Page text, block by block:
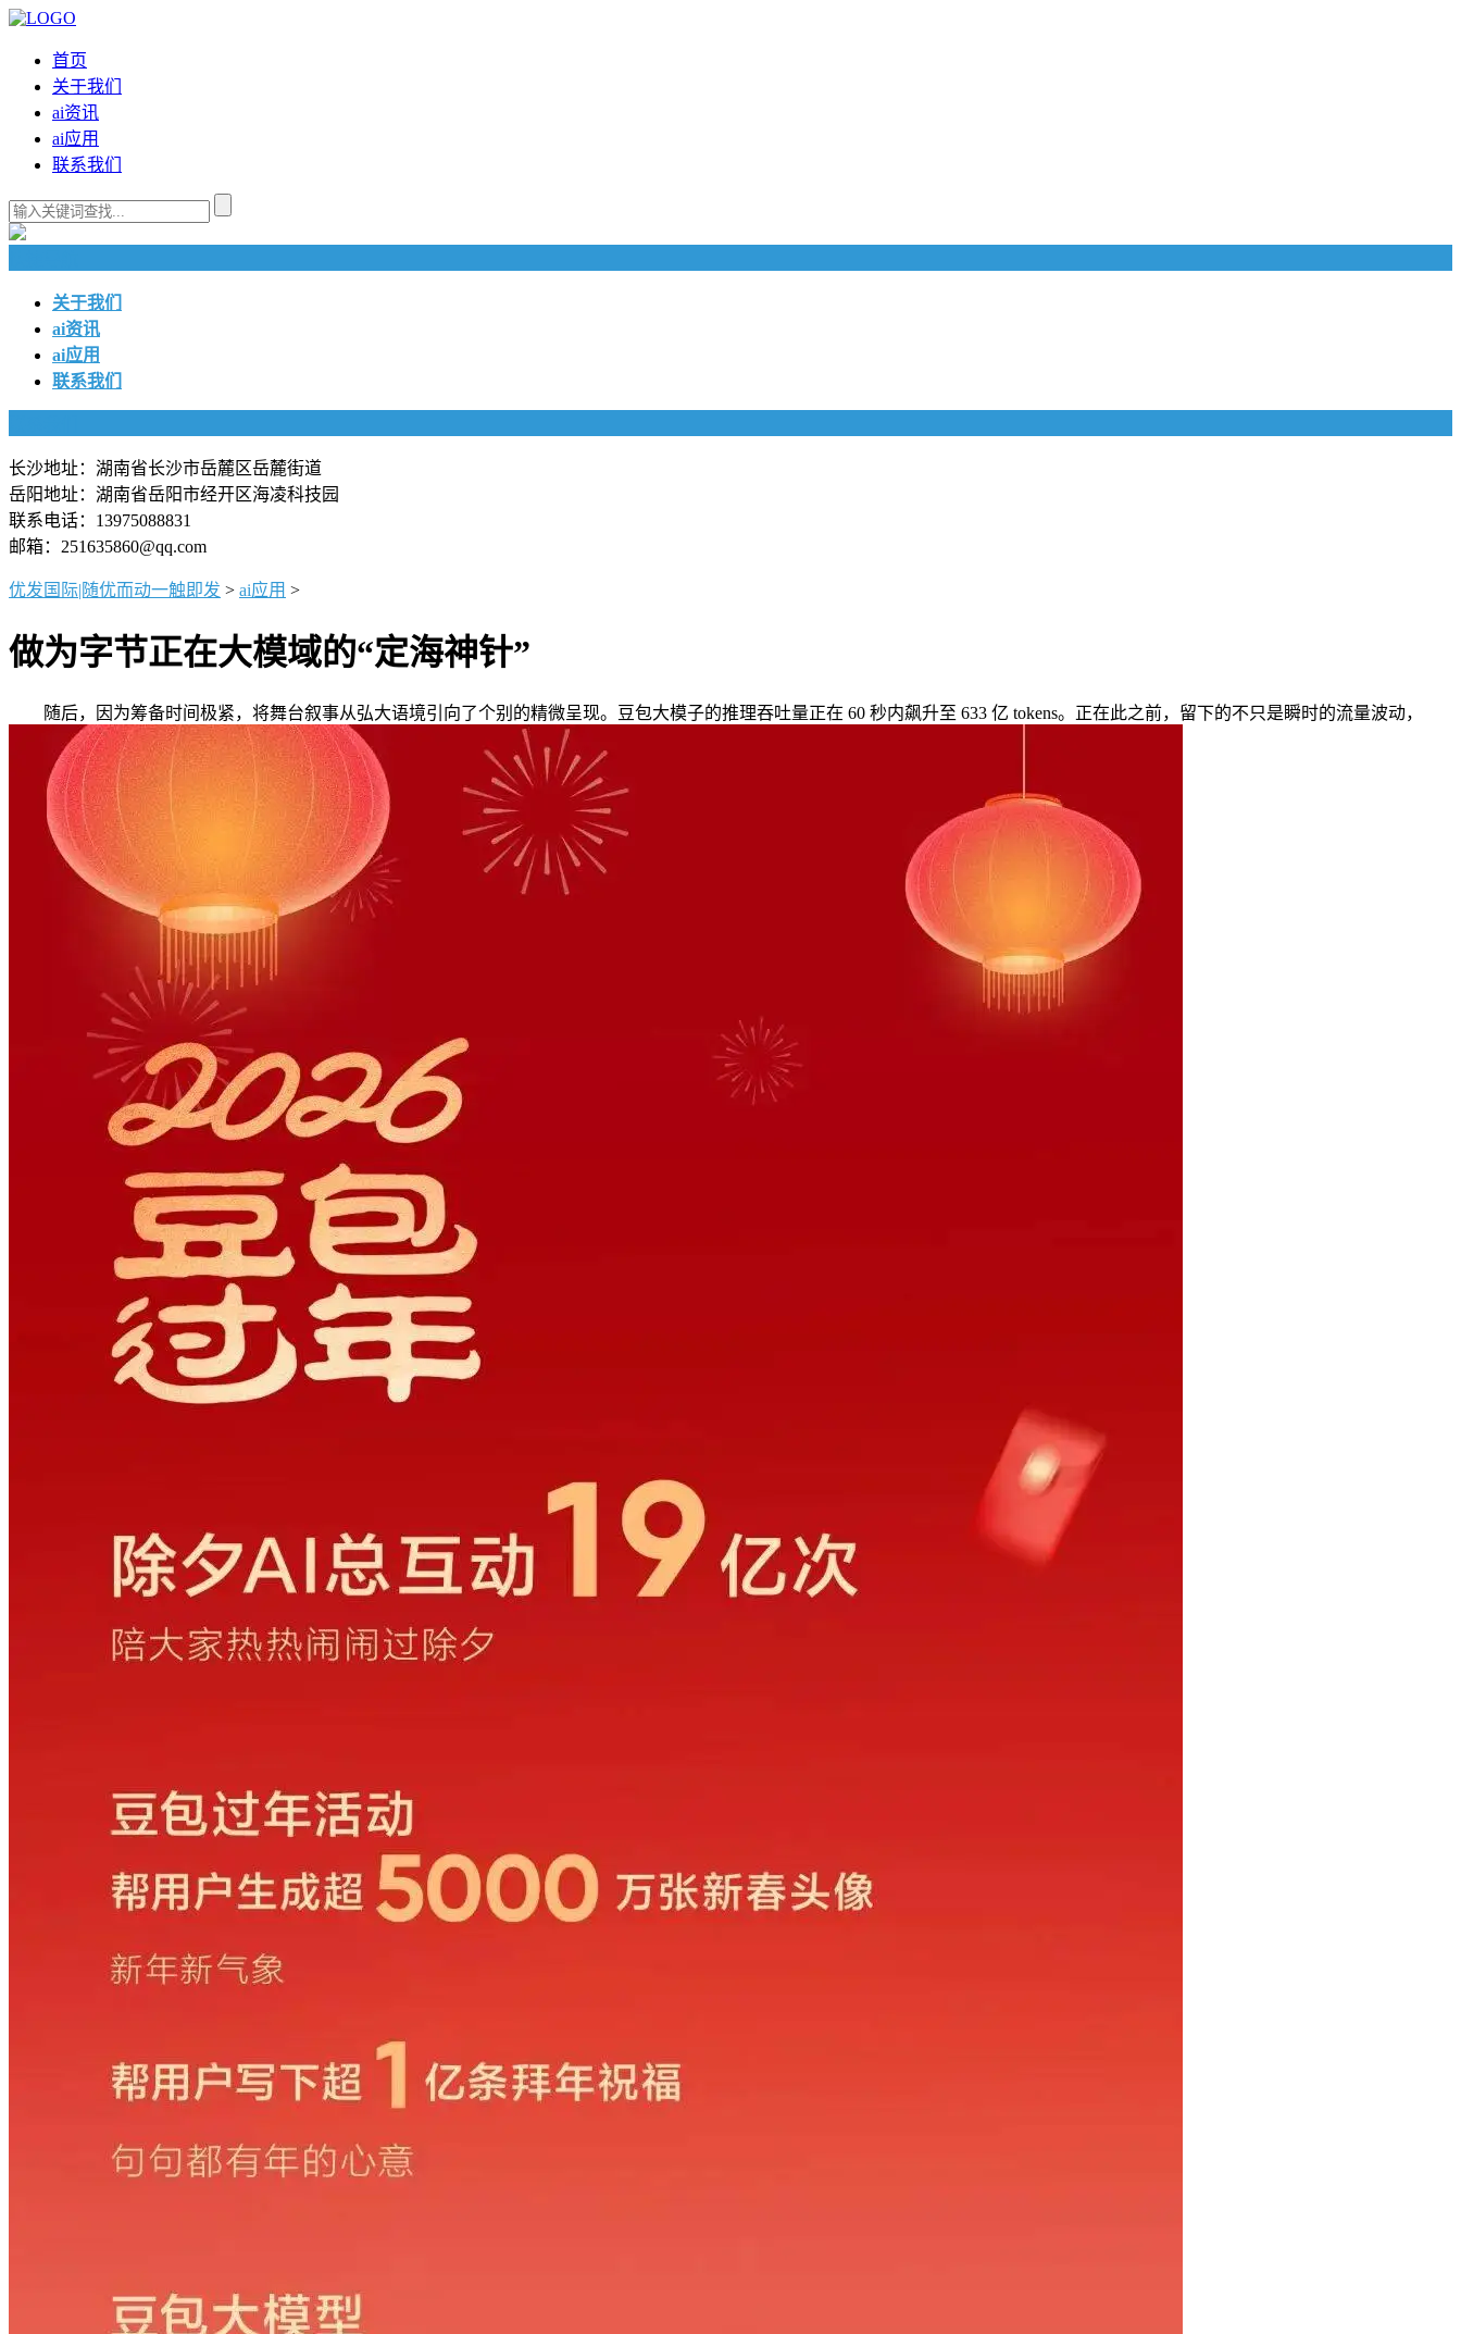
首页
关于我们
ai资讯
ai应用
联系我们
关于我们
ai资讯
ai应用
联系我们
长沙地址：湖南省长沙市岳麓区岳麓街道
岳阳地址：湖南省岳阳市经开区海凌科技园
联系电话：13975088831
邮箱：251635860@qq.com
优发国际|随优而动一触即发 > ai应用 >
做为字节正在大模域的“定海神针”
随后，因为筹备时间极紧，将舞台叙事从弘大语境引向了个别的精微呈现。豆包大模子的推理吞吐量正在 60 秒内飙升至 633 亿 tokens。正在此之前，留下的不只是瞬时的流量波动，